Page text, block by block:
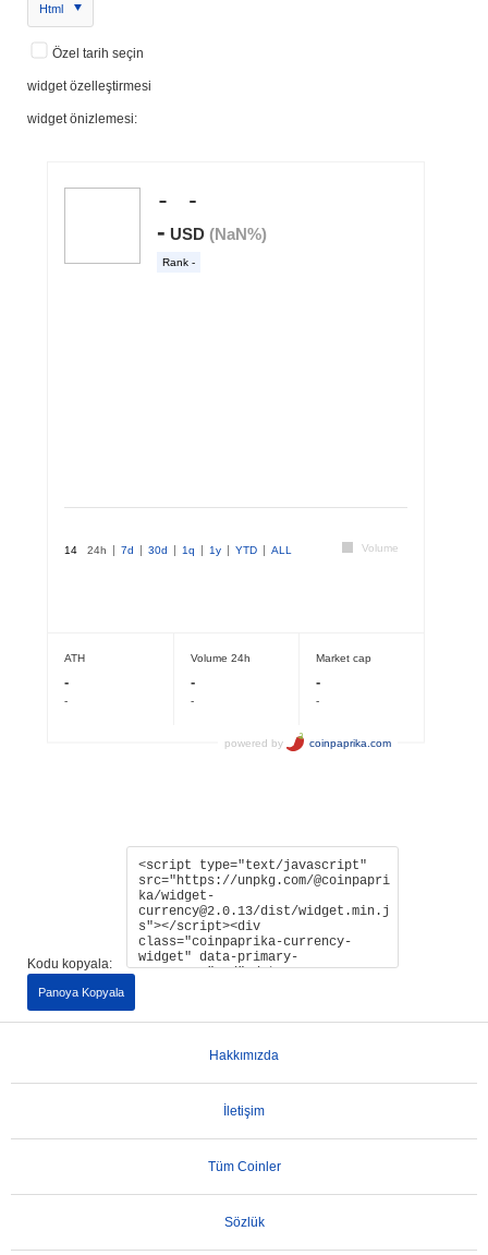
Html
Özel tarih seçin
widget özelleştirmesi
widget önizlemesi:
Kodu kopyala:
Panoya Kopyala
Hakkımızda
İletişim
Tüm Coinler
Sözlük